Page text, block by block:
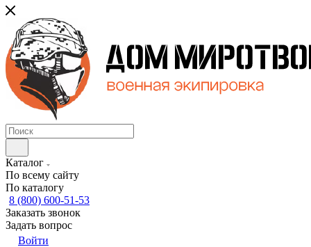
Каталог
По всему сайту
По каталогу
8 (800) 600-51-53
Заказать звонок
Задать вопрос
Войти